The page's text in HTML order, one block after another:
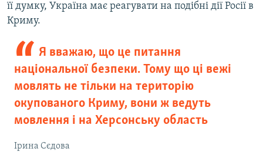
її думку, Україна має реагувати на подібні дії Росії в
Криму.
Я вважаю, що це питання
національної безпеки. Тому що ці вежі
мовлять не тільки на територію
окупованого Криму, вони ж ведуть
мовлення і на Херсонську область
Ірина Сєдова